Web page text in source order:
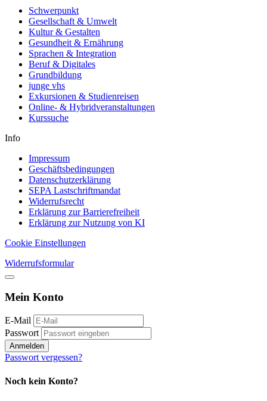
Schwerpunkt
Gesellschaft & Umwelt
Kultur & Gestalten
Gesundheit & Ernährung
Sprachen & Integration
Beruf & Digitales
Grundbildung
junge vhs
Exkursionen & Studienreisen
Online- & Hybridveranstaltungen
Kurssuche
Info
Impressum
Geschäftsbedingungen
Datenschutzerklärung
SEPA Lastschriftmandat
Widerrufsrecht
Erklärung zur Barrierefreiheit
Erklärung zur Nutzung von KI
Cookie Einstellungen
Widerrufsformular
Mein Konto
E-Mail
Passwort
Anmelden
Passwort vergessen?
Noch kein Konto?